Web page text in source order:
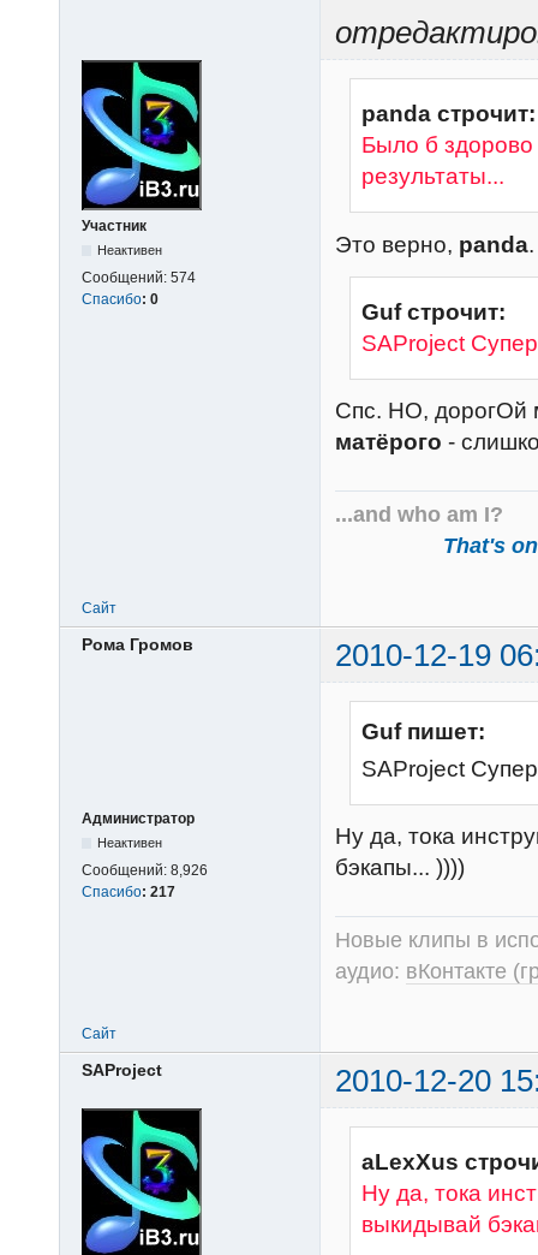
Участник
Неактивен
Сообщений: 574
Спасибо: 0
panda строчит:
Было б
результаты...
Это верно, panda.
Guf строчит:
SAProject
Спс. НО, дорогОй
матёрого -
...and who am I?
That's
Сайт
Рома Громов 2010-12-19
Администратор
Неактивен
Сообщений: 8,926
Спасибо: 217
Guf пишет:
SAProject
Ну да, тока
бэкапы... ))))
Новые клипы в
аудио: вКонтакте
Сайт
SAProject 2010-12-20
aLexXus
Ну да, тока
выкидывай